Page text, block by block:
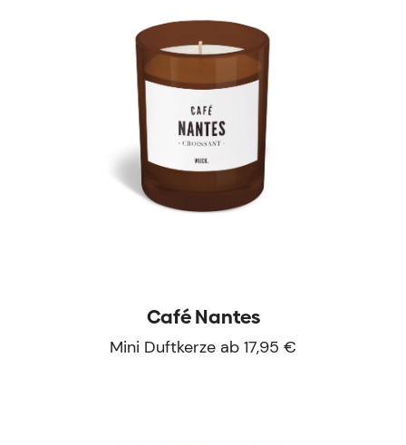
Café Nantes
Mini Duftkerze ab 17,95 €